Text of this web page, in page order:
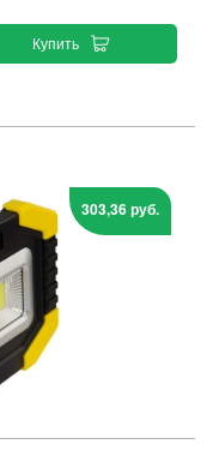
Купить
303,36 руб.